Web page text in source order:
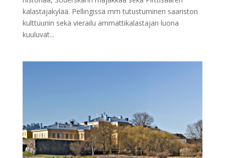
kalastajakylää. Pellingissä mm tutustuminen saariston
kulttuuriin sekä vierailu ammattikalastajan luona
kuuluvat...